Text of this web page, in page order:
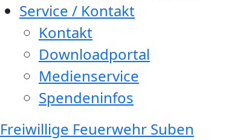
Service / Kontakt
Kontakt
Downloadportal
Medienservice
Spendeninfos
Freiwillige Feuerwehr Suben